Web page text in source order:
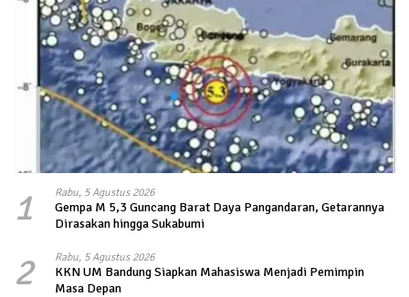
1 Rabu, 5 Agustus 2026
Gempa M 5,3 Guncang Barat Daya Pangandaran, Getarannya
Dirasakan hingga Sukabumi
2 Rabu, 5 Agustus 2026
KKN UM Bandung Siapkan Mahasiswa Menjadi Pemimpin
Masa Depan